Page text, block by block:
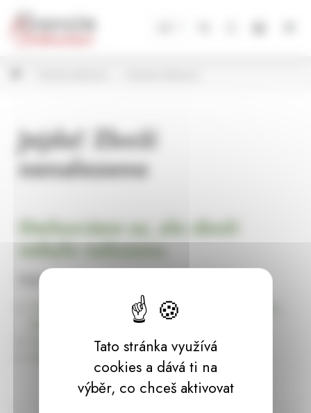
Jejda! Zboží
nenalezeno
Omlouváme se, ale zboží
nebylo nalezeno.
Pokračujte na
Úvodní stránku Dekorace, bytové a zahradní doplňky,
dárky | HARASIM.info
Panel pro správu cookies
Tato stránka využívá
cookies a dává ti na
výběr, co chceš aktivovat